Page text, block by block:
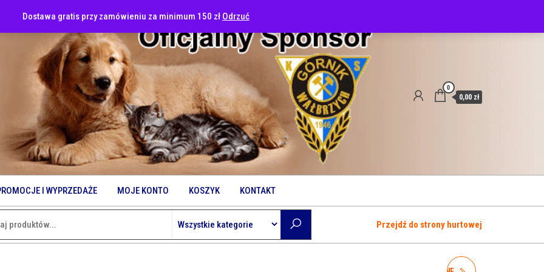
Dostawa gratis przy zamówieniu za minimum 150 zł Odrzuć
0
0,00 zł
I WYPRZEDAŻE MOJE KONTO KOSZYK KONTAKT
Przejdź do strony hurtowej